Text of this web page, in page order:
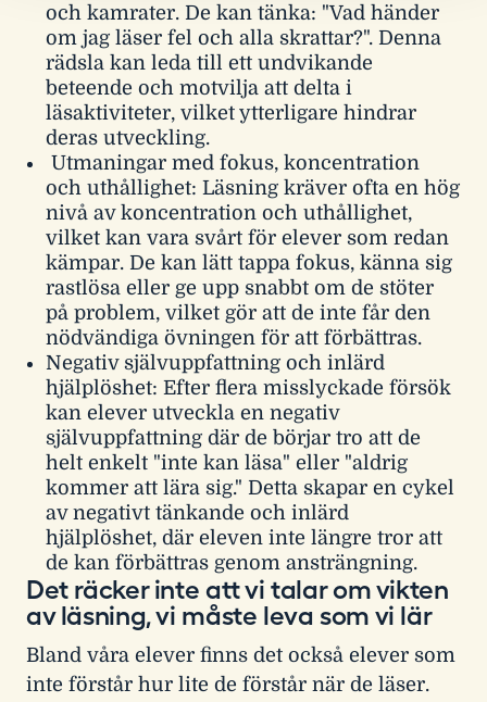
och kamrater. De kan tänka: "Vad händer
om jag läser fel och alla skrattar?". Denna
rädsla kan leda till ett undvikande
beteende och motvilja att delta i
läsaktiviteter, vilket ytterligare hindrar
deras utveckling.
Utmaningar med fokus, koncentration
och uthållighet: Läsning kräver ofta en hög
nivå av koncentration och uthållighet,
vilket kan vara svårt för elever som redan
kämpar. De kan lätt tappa fokus, känna sig
rastlösa eller ge upp snabbt om de stöter
på problem, vilket gör att de inte får den
nödvändiga övningen för att förbättras.
Negativ självuppfattning och inlärd
hjälplöshet: Efter flera misslyckade försök
kan elever utveckla en negativ
självuppfattning där de börjar tro att de
helt enkelt "inte kan läsa" eller "aldrig
kommer att lära sig." Detta skapar en cykel
av negativt tänkande och inlärd
hjälplöshet, där eleven inte längre tror att
de kan förbättras genom ansträngning.
Det räcker inte att vi talar om vikten
av läsning, vi måste leva som vi lär
Bland våra elever finns det också elever som
inte förstår hur lite de förstår när de läser.